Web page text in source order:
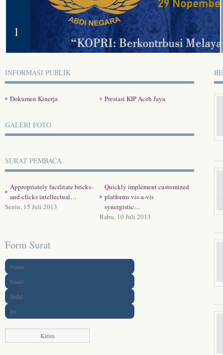
1
INFORMASI PUBLIK
Dokumen Kinerja Prestasi KIP Aceh Jaya
GALERI FOTO
SURAT PEMBACA
Appropriately facilitate bricks-
and-clicks intellectual…
Senin, 15 Juli 2013
Quickly implement customized
platforms vis-a-vis
synergistic…
Rabu, 10 Juli 2013
Form Surat